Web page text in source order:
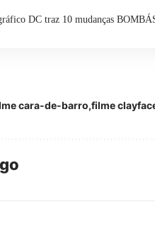
DC traz 10 mudanças
cara-de-barro filme